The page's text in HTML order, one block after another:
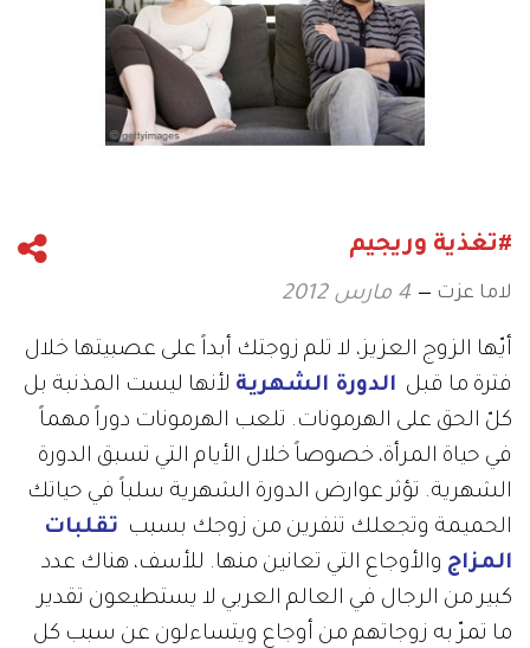
#تغذية وريجيم
لاما عزت 4 مارس 2012
أيّها الزوج العزيز، لا تلم زوجتك أبداً على عصبيتها خلال
فترة ما قبل الدورة الشهرية لأنها ليست المذنبة بل
كلّ الحق على الهرمونات. تلعب الهرمونات دوراً مهماً
في حياة المرأة، خصوصاً خلال الأيام التي تسبق الدورة
الشهرية. تؤثر عوارض الدورة الشهرية سلباً في حياتك
الحميمة وتجعلك تنفرين من زوجك بسبب تقلبات
المزاج والأوجاع التي تعانين منها. للأسف، هناك عدد
كبير من الرجال في العالم العربي لا يستطيعون تقدير
ما تمرّ به زوجاتهم من أوجاع ويتساءلون عن سبب كل